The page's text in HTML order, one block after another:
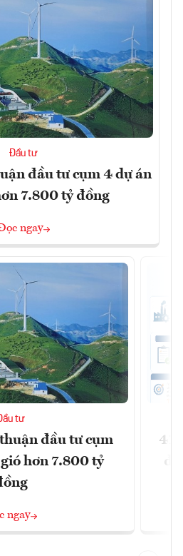
Đầu tư
đầu tư cụm 4 dự án
7.800 tỷ đồng
ngay
tư
đầu tư cụm
hơn 7.800 tỷ
ngay
41